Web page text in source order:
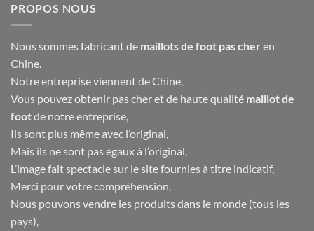
PROPOS NOUS
Nous sommes fabricant de maillots de foot pas cher en
Chine.
Notre entreprise viennent de Chine,
Vous pouvez obtenir pas cher et de haute qualité maillot de
footde notre entreprise,
Ils sont plus même avec l’original,
Mais ils ne sont pas égaux à l’original,
L’image fait spectacle sur le site fournies à titre indicatif,
Merci pour votre compréhension,
Nous pouvons vendre les produits dans le monde (tous les
pays),